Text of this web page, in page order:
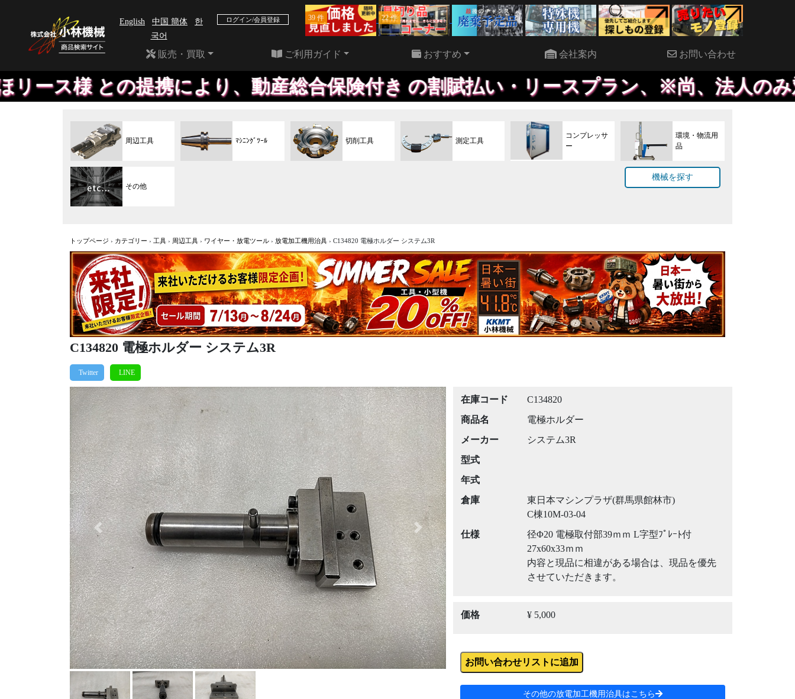
English 中国 簡体
한
국어
ログイン/会員登録 39 件 22 件
販売・買取 ご利用ガイド おすすめ 会社案内 お問い合わせ
により、動産総合保険付き の割賦払い・リースプラン、※尚、法人のみ対象で、原則決
周辺工具 ﾏｼﾆﾝｸﾞﾂｰﾙ 切削工具 測定工具
コンプレッサ
ー
環境・物流用
品
その他
機械を探す
トップページ › カテゴリー › 工具 › 周辺工具 › ワイヤー・放電ツール › 放電加工機用治具 › C134820 電極ホルダー システム3R
C134820 電極ホルダー システム3R
Previous Next
在庫コード
C134820
商品名
電極ホルダー
メーカー
システム3R
型式
年式
倉庫
東日本マシンプラザ(群馬県館林市)
C棟10M-03-04
仕様
径Φ20 電極取付部39ｍｍ L字型ﾌﾟﾚｰﾄ付
27x60x33ｍｍ
内容と現品に相違がある場合は、現品を優先
させていただきます。
価格 ¥ 5,000
お問い合わせリストに追加
その他の放電加工機用治具はこちら